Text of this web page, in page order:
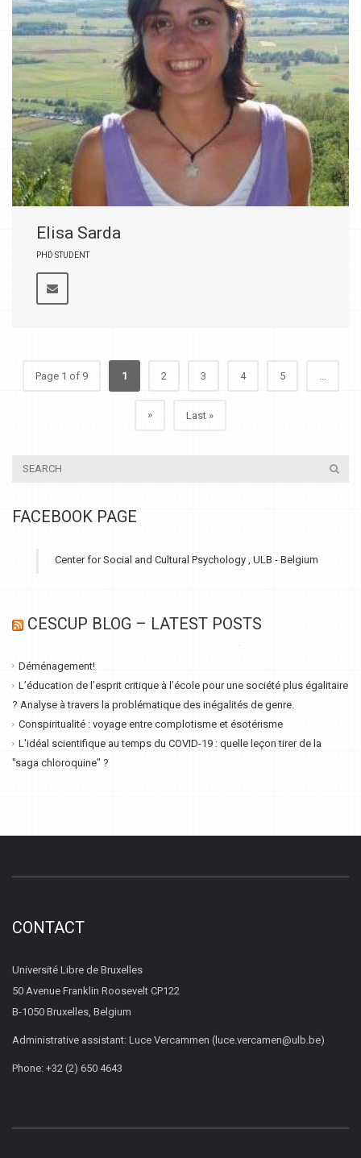
Elisa Sarda
PHD STUDENT
Page 1 of 9 1 2 3 4 5
» Last »
FACEBOOK PAGE
Center for Social and Cultural Psychology , ULB - Belgium
CESCUP BLOG – LATEST POSTS
Déménagement!
L’éducation de l’esprit critique à l’école pour une société plus égalitaire
? Analyse à travers la problématique des inégalités de genre.
Conspiritualité : voyage entre complotisme et ésotérisme
L'idéal scientifique au temps du COVID-19 : quelle leçon tirer de la
"saga chloroquine" ?
CONTACT
Université Libre de Bruxelles
50 Avenue Franklin Roosevelt CP122
B-1050 Bruxelles, Belgium
Administrative assistant: Luce Vercammen (luce.vercamen@ulb.be)
Phone: +32 (2) 650 4643